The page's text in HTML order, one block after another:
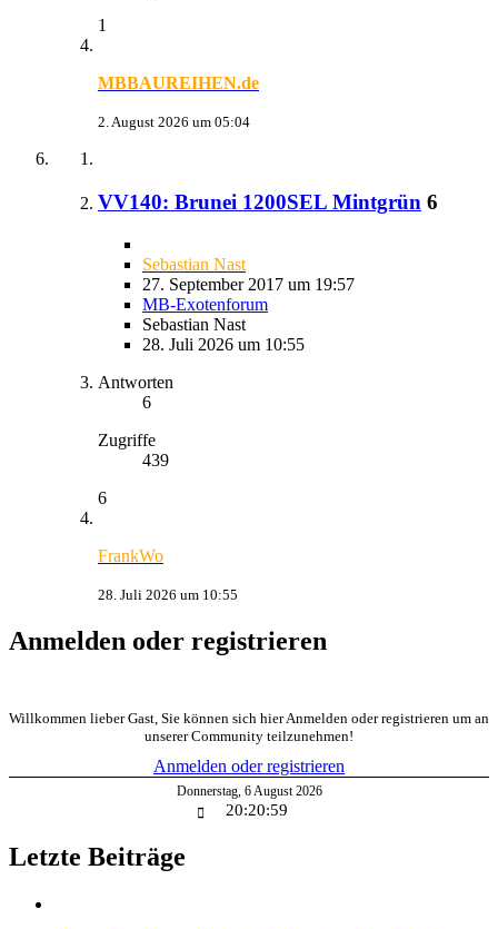
1
MBBAUREIHEN.de
2. August 2026 um 05:04
VV140: Brunei 1200SEL Mintgrün 6
Sebastian Nast
27. September 2017 um 19:57
MB-Exotenforum
Sebastian Nast
28. Juli 2026 um 10:55
Antworten
6
Zugriffe
439
6
FrankWo
28. Juli 2026 um 10:55
Anmelden oder registrieren
Willkommen lieber Gast, Sie können sich hier Anmelden oder registrieren um an
unserer Community teilzunehmen!
Anmelden oder registrieren
Donnerstag, 6August 2026
20:21:00
Letzte Beiträge